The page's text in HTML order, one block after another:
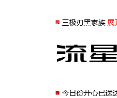
三极刃黑家族 展
流
今日份开心已送